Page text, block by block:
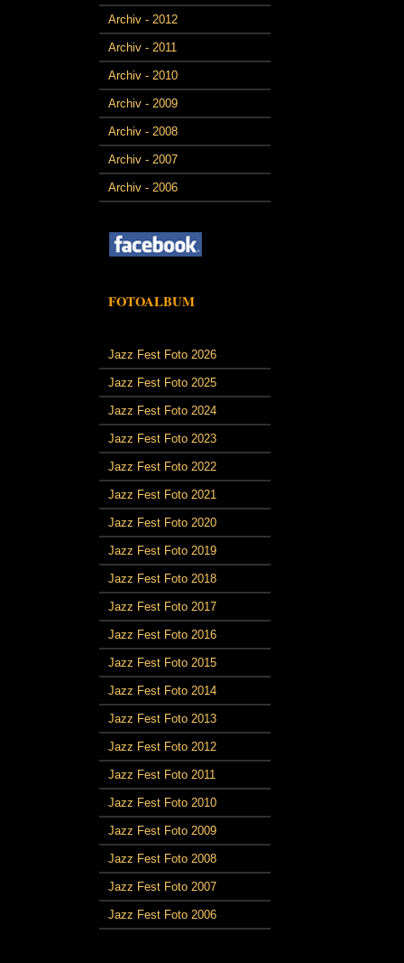
Archiv - 2012
Archiv - 2011
Archiv - 2010
Archiv - 2009
Archiv - 2008
Archiv - 2007
Archiv - 2006
FOTOALBUM
Jazz Fest Foto 2026
Jazz Fest Foto 2025
Jazz Fest Foto 2024
Jazz Fest Foto 2023
Jazz Fest Foto 2022
Jazz Fest Foto 2021
Jazz Fest Foto 2020
Jazz Fest Foto 2019
Jazz Fest Foto 2018
Jazz Fest Foto 2017
Jazz Fest Foto 2016
Jazz Fest Foto 2015
Jazz Fest Foto 2014
Jazz Fest Foto 2013
Jazz Fest Foto 2012
Jazz Fest Foto 2011
Jazz Fest Foto 2010
Jazz Fest Foto 2009
Jazz Fest Foto 2008
Jazz Fest Foto 2007
Jazz Fest Foto 2006